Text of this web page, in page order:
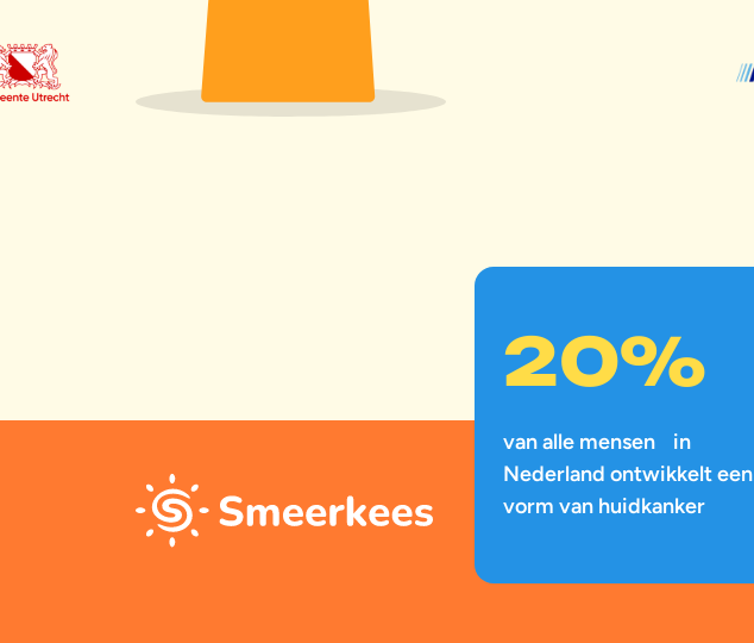
20%
van alle mensen in
Nederland ontwikkelt een
vorm van huidkanker